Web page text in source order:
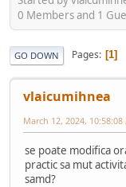
0 Members and 1
GO DOWN Pages 1
vlaicumihnea
March 12, 2024, 10:58:08
se poate modifica
practic sa mut
samd?